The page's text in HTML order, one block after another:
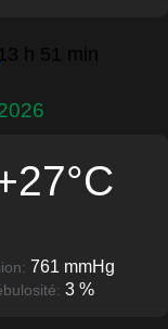
13 h 51 min
761 mmHg
3 %